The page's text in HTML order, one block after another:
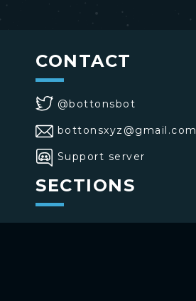
CONTACT
@bottonsbot
bottonsxyz@gmail.com
Support server
SECTIONS
>Home